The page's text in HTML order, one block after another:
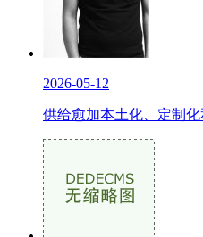
2026-05-12
供给愈加本土化、定制